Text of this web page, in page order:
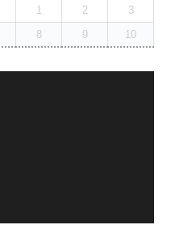
1 2
3
8 9 10